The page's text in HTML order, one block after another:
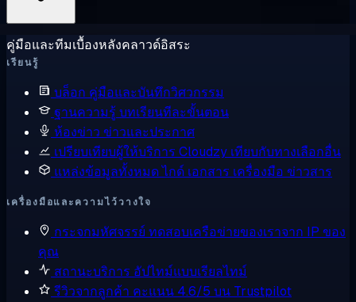
คู่มือและทีมเบื้องหลังคลาวด์อิสระ
เรียนรู้
บล็อก คู่มือและบันทึกวิศวกรรม
ฐานความรู้ บทเรียนทีละขั้นตอน
ห้องข่าว ข่าวและประกาศ
เปรียบเทียบผู้ให้บริการ Cloudzy เทียบกับทางเลือกอื่น
แหล่งข้อมูลทั้งหมดไกด์ เอกสาร เครื่องมือ ข่าวสาร
เครื่องมือและความไว้วางใจ
กระจกมหัศจรรย์ ทดสอบเครือข่ายของเราจาก IP ของ
คุณ
สถานะบริการ อัปไทม์แบบเรียลไทม์
รีวิวจากลูกค้า คะแนน 4.6/5 บน Trustpilot